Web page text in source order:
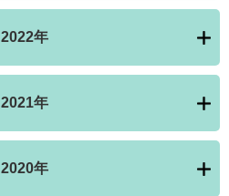
2022年
2021年
2020年